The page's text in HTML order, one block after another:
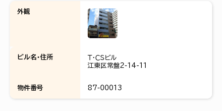
外観
ビル名・住所
Ｔ・ＣＳビル
江東区常盤2-14-11
物件番号 87-00013